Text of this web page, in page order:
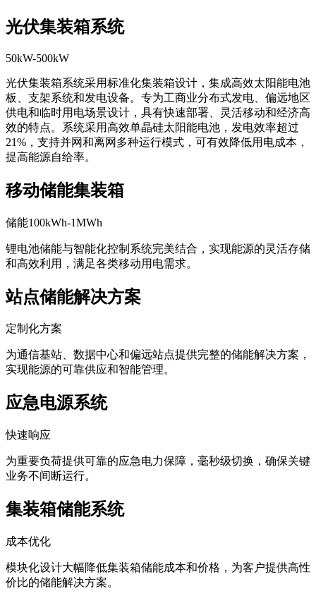
光伏集装箱系统
50kW-500kW
光伏集装箱系统采用标准化集装箱设计，集成高效太阳能电池
板、支架系统和发电设备。专为工商业分布式发电、偏远地区
供电和临时用电场景设计，具有快速部署、灵活移动和经济高
效的特点。系统采用高效单晶硅太阳能电池，发电效率超过
21%，支持并网和离网多种运行模式，可有效降低用电成本，
提高能源自给率。
移动储能集装箱
储能100kWh-1MWh
锂电池储能与智能化控制系统完美结合，实现能源的灵活存储
和高效利用，满足各类移动用电需求。
站点储能解决方案
定制化方案
为通信基站、数据中心和偏远站点提供完整的储能解决方案，
实现能源的可靠供应和智能管理。
应急电源系统
快速响应
为重要负荷提供可靠的应急电力保障，毫秒级切换，确保关键
业务不间断运行。
集装箱储能系统
成本优化
模块化设计大幅降低集装箱储能成本和价格，为客户提供高性
价比的储能解决方案。